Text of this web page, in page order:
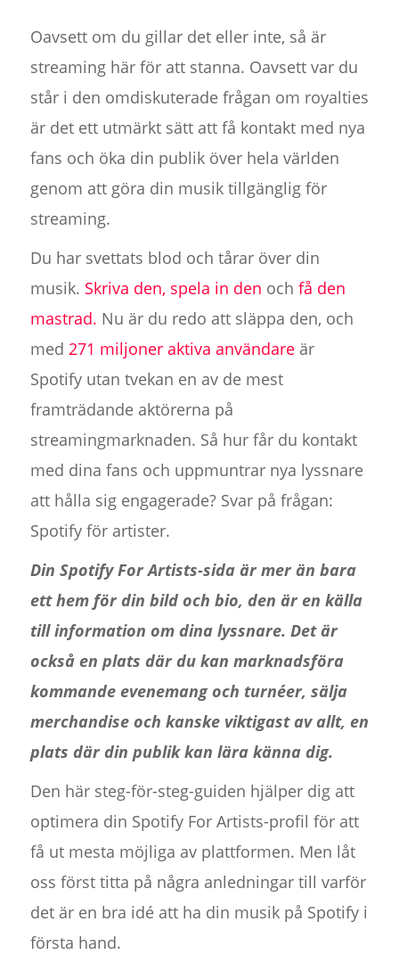
Oavsett om du gillar det eller inte, så är
streaming här för att stanna. Oavsett var du
står i den omdiskuterade frågan om royalties
är det ett utmärkt sätt att få kontakt med nya
fans och öka din publik över hela världen
genom att göra din musik tillgänglig för
streaming.
Du har svettats blod och tårar över din
musik. Skriva den, spela in den och få den
mastrad. Nu är du redo att släppa den, och
med 271 miljoner aktiva användareär
Spotify utan tvekan en av de mest
framträdande aktörerna på
streamingmarknaden. Så hur får du kontakt
med dina fans och uppmuntrar nya lyssnare
att hålla sig engagerade? Svar på frågan:
Spotify för artister.
Din Spotify For Artists-sida är mer än bara
ett hem för din bild och bio, den är en källa
till information om dina lyssnare. Det är
också en plats där du kan marknadsföra
kommande evenemang och turnéer, sälja
merchandise och kanske viktigast av allt, en
plats där din publik kan lära känna dig.
Den här steg-för-steg-guiden hjälper dig att
optimera din Spotify For Artists-profil för att
få ut mesta möjliga av plattformen. Men låt
oss först titta på några anledningar till varför
det är en bra idé att ha din musik på Spotify i
första hand.